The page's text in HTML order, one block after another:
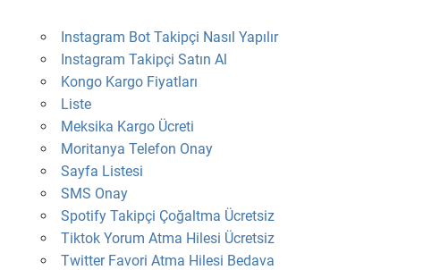
Instagram Bot Takipçi Nasıl Yapılır
Instagram Takipçi Satın Al
Kongo Kargo Fiyatları
Liste
Meksika Kargo Ücreti
Moritanya Telefon Onay
Sayfa Listesi
SMS Onay
Spotify Takipçi Çoğaltma Ücretsiz
Tiktok Yorum Atma Hilesi Ücretsiz
Twitter Favori Atma Hilesi Bedava